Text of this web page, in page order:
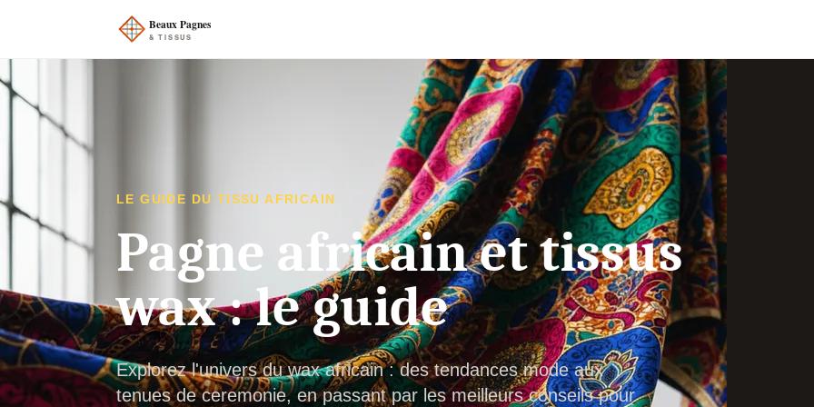
LE GUIDE DU TISSU AFRICAIN
Pagne africain et tissus
wax : le guide
Explorez l'univers du wax africain : des tendances mode aux
tenues de ceremonie, en passant par les meilleurs conseils pour